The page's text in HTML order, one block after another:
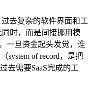
去复杂的软件界面和工
时，而是间接挪用模
一旦资金起头发觉，谁
system of record，是把
去需要SaaS完成的工